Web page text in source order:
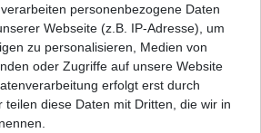
personenbezogene Daten
Webseite (z.B. IP-Adresse), um
zu personalisieren, Medien von
oder Zugriffe auf unsere Website
erfolgt erst durch
teilen diese Daten mit Dritten, die wir in